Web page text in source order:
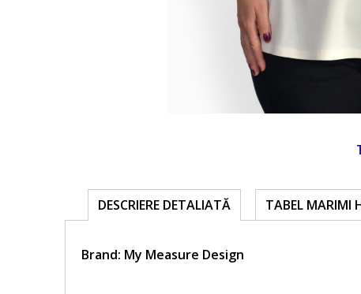
DESCRIERE DETALIATĂ TABEL MARIMI
Brand: My Measure Design